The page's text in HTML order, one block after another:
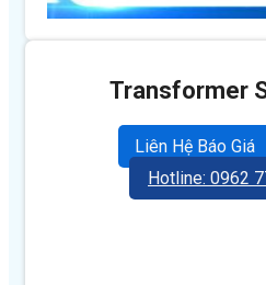
Transformer
Liên Hệ Báo Giá
Hotline: 0962